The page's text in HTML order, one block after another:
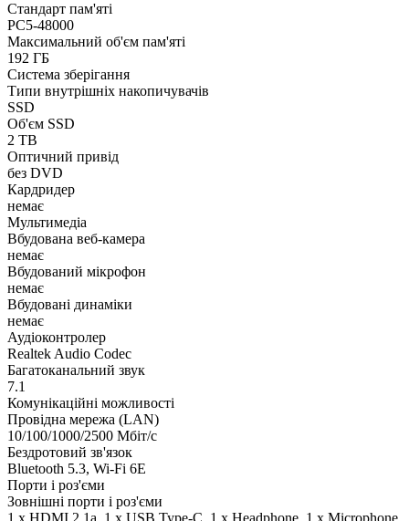
Стандарт пам'яті
PC5-48000
Максимальний об'єм пам'яті
192 ГБ
Система зберігання
Типи внутрішніх накопичувачів
SSD
Об'єм SSD
2 TB
Оптичний привід
без DVD
Кардридер
немає
Мультимедіа
Вбудована веб-камера
немає
Вбудований мікрофон
немає
Вбудовані динаміки
немає
Аудіоконтролер
Realtek Audio Codec
Багатоканальний звук
7.1
Комунікаційні можливості
Провідна мережа (LAN)
10/100/1000/2500 Мбіт/с
Бездротовий зв'язок
Bluetooth 5.3, Wi-Fi 6E
Порти і роз'єми
Зовнішні порти і роз'єми
1 x HDMI 2.1a, 1 x USB Type-C, 1 x Нeadphone, 1 х Microphone,